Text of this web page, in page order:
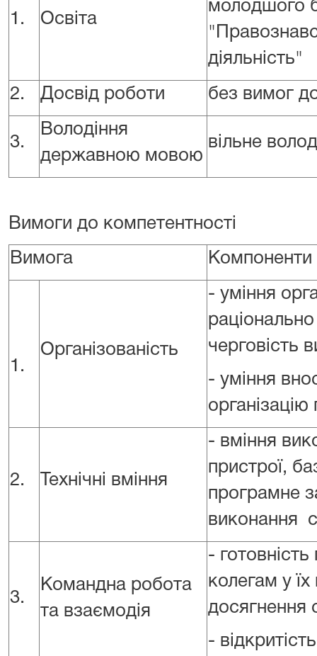
1. Освіта
молодшого
діяльність"
2. Досвід роботи без вимог
3.
Володіння
державною мовою
вільне
Вимоги до компетентності
Вимога Компоненти
1.
Організованість
- уміння
черговість
- уміння
організацію
2. Технічні вміння
- вміння
пристрої,
програмне
виконання
3.
Командна робота
та взаємодія
-
колегам у їх
досягнення
-